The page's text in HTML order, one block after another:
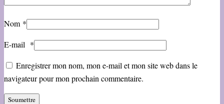
Nom *
E-mail *
Enregistrer mon nom, mon e-mail et mon site web dans le
navigateur pour mon prochain commentaire.